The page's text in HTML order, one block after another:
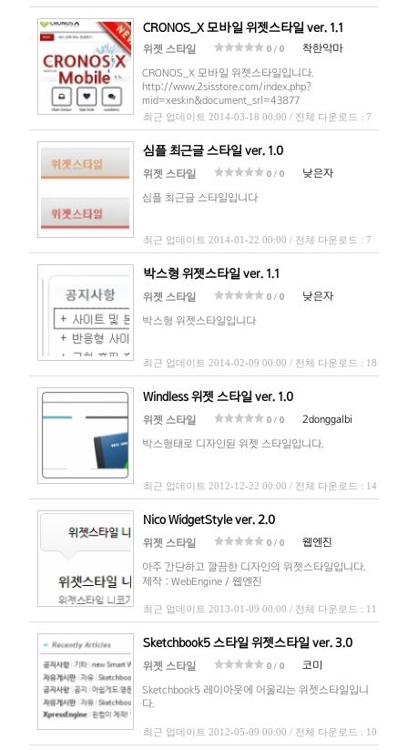
CRONOS_X 모바일 위젯스타일 ver. 1.1
위젯 스타일 0 / 0
착한악마
CRONOS_X 모바일 위젯스타일입니다.
http://www.2sisstore.com/index.php?
mid=xeskin&document_srl=43877
최근 업데이트 2014-03-18 00:00 / 전체 다운로드 : 7
심플 최근글 스타일 ver. 1.0
위젯 스타일 0 / 0
낮은자
심플 최근글 스타일입니다
최근 업데이트 2014-01-22 00:00 / 전체 다운로드 : 7
박스형 위젯스타일 ver. 1.1
위젯 스타일 0 / 0
낮은자
박스형 위젯스타일입니다
최근 업데이트 2014-02-09 00:00 / 전체 다운로드 : 18
Windless 위젯 스타일 ver. 1.0
위젯 스타일 0 / 0
2donggalbi
박스형태로 디자인된 위젯 스타일입니다.
최근 업데이트 2012-12-22 00:00 / 전체 다운로드 : 14
Nico WidgetStyle ver. 2.0
위젯 스타일 0 / 0
웹엔진
아주 간단하고 깔끔한 디자인의 위젯스타일입니다.
제작 : WebEngine / 웹엔진
최근 업데이트 2013-01-09 00:00 / 전체 다운로드 : 11
Sketchbook5 스타일 위젯스타일 ver. 3.0
위젯 스타일 0 / 0
코미
Sketchbook5 레이아웃에 어울리는 위젯스타일입니
다.
최근 업데이트 2012-05-09 00:00 / 전체 다운로드 : 10